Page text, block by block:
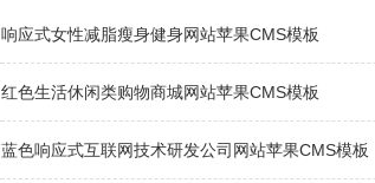
响应式女性减脂瘦身健身网站苹果CMS模板
红色生活休闲类购物商城网站苹果CMS模板
蓝色响应式互联网技术研发公司网站苹果CMS模板